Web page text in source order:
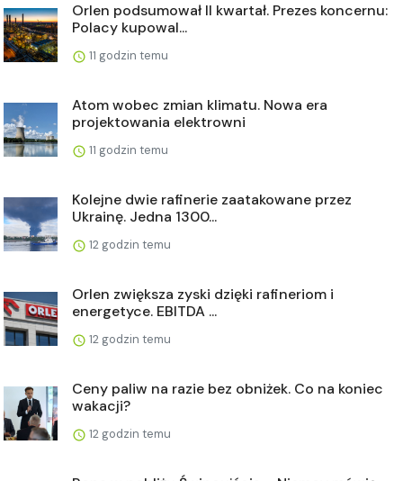
Orlen podsumował II kwartał. Prezes koncernu:
Polacy kupowal...
11 godzin temu
Atom wobec zmian klimatu. Nowa era
projektowania elektrowni
11 godzin temu
Kolejne dwie rafinerie zaatakowane przez
Ukrainę. Jedna 1300...
12 godzin temu
Orlen zwiększa zyski dzięki rafineriom i
energetyce. EBITDA ...
12 godzin temu
Ceny paliw na razie bez obniżek. Co na koniec
wakacji?
12 godzin temu